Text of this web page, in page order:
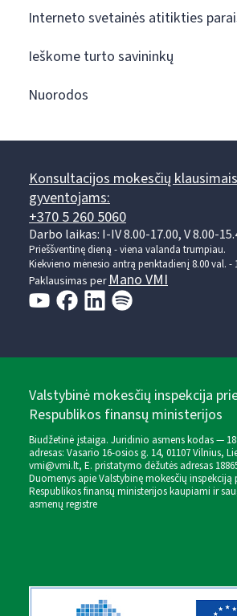
Interneto svetainės atitikties
Ieškome turto savininkų
Nuorodos
Konsultacijos mokesčių
gyventojams:
+370 5 260 5060
Darbo laikas: I-IV 8.00-17.00, V 8.00-
Prieššventinę dieną - viena valanda trumpiau.
Kiekvieno mėnesio antrą penktadienį 8.00 val. -
Paklausimas perMano VMI
Valstybinė mokesčių inspekcija
Respublikos finansų ministerijos
Biudžetinė įstaiga. Juridinio asmens kodas —
adresas: Vasario 16-osios g. 14, 01107 Vilnius,
vmi@vmi.lt, E. pristatymo dėžutės adresas
Duomenys apie Valstybinę mokesčių inspekciją
Respublikos finansų ministerijos kaupiami ir
asmenų registre